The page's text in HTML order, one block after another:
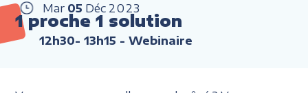
Mar 05 Déc 2023
1 proche 1 solution
12h30- 13h15 - Webinaire